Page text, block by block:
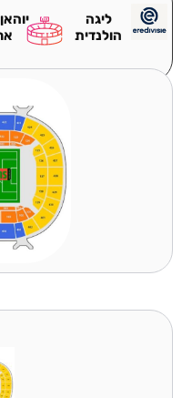
ליגה
הולנדית